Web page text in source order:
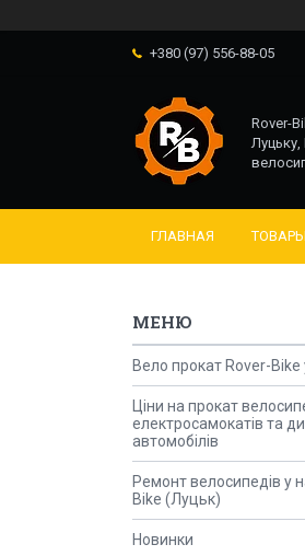
+380 (97) 556-88-05
Rover-
ГЛАВНАЯ
Вело прокат Rover-Bike
Ціни на прокат
електросамокатів та
автомобілів
Ремонт велосипедів у
Bike (Луцьк)
Новинки